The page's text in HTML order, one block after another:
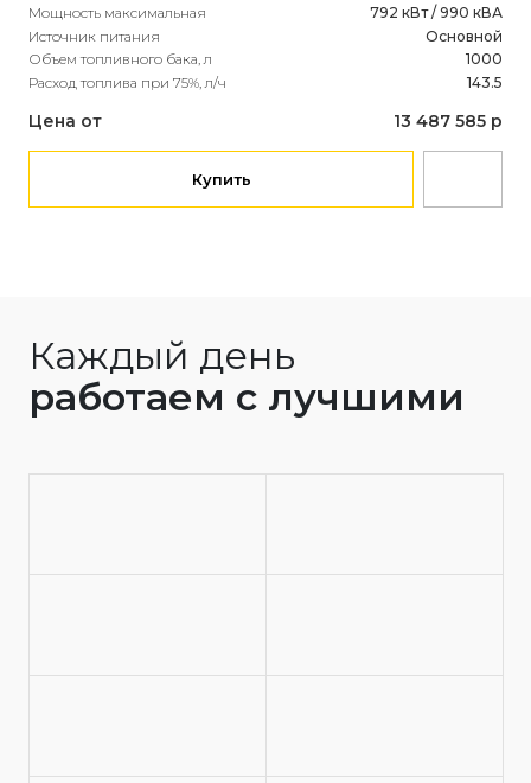
Мощность максимальная
792 кВт / 990 кВА
Источник питания
Основной
Объем топливного бака, л
1000
Расход топлива при 75%, л/ч
143.5
Цена от 13 487 585 р
Купить
Каждый день
работаем с лучшими